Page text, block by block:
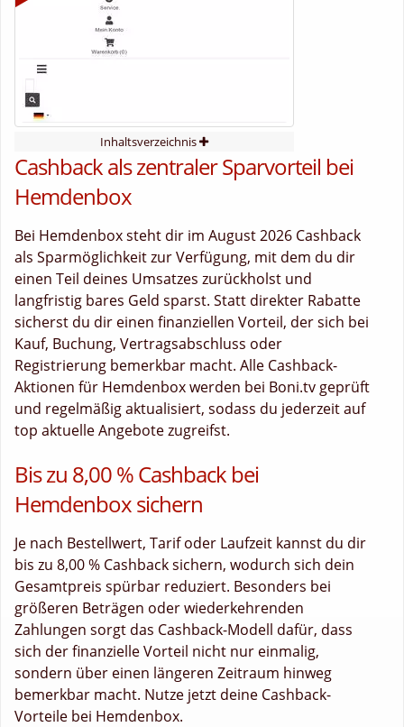
Inhaltsverzeichnis
Cashback als zentraler Sparvorteil bei
Hemdenbox
Bei Hemdenbox steht dir im August 2026 Cashback
als Sparmöglichkeit zur Verfügung, mit dem du dir
einen Teil deines Umsatzes zurückholst und
langfristig bares Geld sparst. Statt direkter Rabatte
sicherst du dir einen finanziellen Vorteil, der sich bei
Kauf, Buchung, Vertragsabschluss oder
Registrierung bemerkbar macht. Alle Cashback-
Aktionen für Hemdenbox werden bei Boni.tv geprüft
und regelmäßig aktualisiert, sodass du jederzeit auf
top aktuelle Angebote zugreifst.
Bis zu 8,00 % Cashback bei
Hemdenbox sichern
Je nach Bestellwert, Tarif oder Laufzeit kannst du dir
bis zu 8,00 % Cashback sichern, wodurch sich dein
Gesamtpreis spürbar reduziert. Besonders bei
größeren Beträgen oder wiederkehrenden
Zahlungen sorgt das Cashback-Modell dafür, dass
sich der finanzielle Vorteil nicht nur einmalig,
sondern über einen längeren Zeitraum hinweg
bemerkbar macht. Nutze jetzt deine Cashback-
Vorteile bei Hemdenbox.